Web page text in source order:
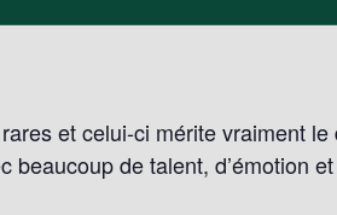
et celui-ci mérite vraiment
beaucoup de talent, d’émotion